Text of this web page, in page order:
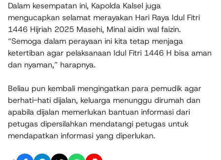
Dalam kesempatan ini, Kapolda Kalsel juga
mengucapkan selamat merayakan Hari Raya Idul Fitri
1446 Hijriah 2025 Masehi, Minal aidin wal faizin.
“Semoga dalam perayaan ini kita tetap menjaga
ketertiban agar pelaksanaan Idul Fitri 1446 H bisa aman
dan nyaman,” harapnya.
Beliau pun kembali mengingatkan para pemudik agar
berhati-hati dijalan, keluarga menunggu dirumah dan
apabila dijalan memerlukan bantuan informasi dari
petugas dipersilahkan mendatangi petugas untuk
mendapatkan informasi yang diperlukan.